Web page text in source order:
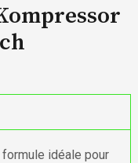
idéale pour